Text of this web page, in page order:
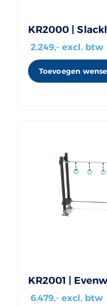
KR2000 |
2.249,- excl. btw
Toevoegen
KR2001 |
6.479,- excl. btw